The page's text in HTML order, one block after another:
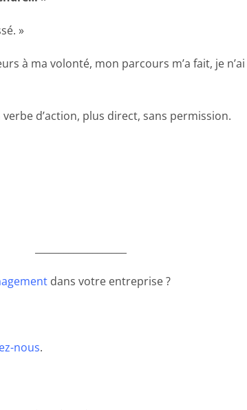
»
à ma volonté, mon parcours m’a fait, je
d’action, plus direct, sans permission.
dans votre entreprise ?
nous.